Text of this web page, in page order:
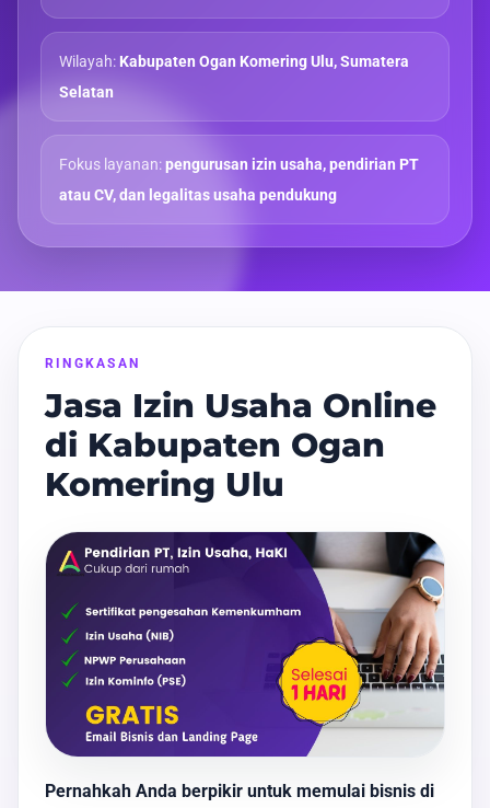
Wilayah: Kabupaten Ogan Komering Ulu, Sumatera
Selatan
Fokus layanan:pengurusan izin usaha, pendirian PT
atau CV, dan legalitas usaha pendukung
RINGKASAN
Jasa Izin Usaha Online
di Kabupaten Ogan
Komering Ulu
Pernahkah Anda berpikir untuk memulai bisnis di